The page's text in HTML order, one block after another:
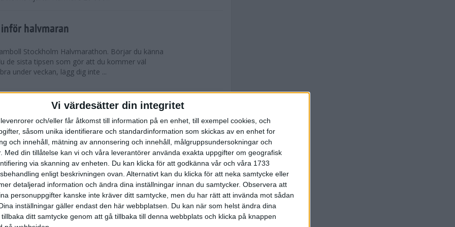
Vi värdesätter din integritet
och/eller får åtkomst till information på en enhet, till exempel cookies, och
såsom unika identifierare och standardinformation som skickas av en enhet for
och innehåll, mätning av annonsering och innehåll, målgruppsundersokningar och
Med din tillåtelse kan vi och våra leverantörer använda exakta uppgifter om geografisk
via skanning av enheten. Du kan klicka för att godkänna vår och våra 1733
enligt beskrivningen ovan. Alternativt kan du klicka för att neka samtycke eller
detaljerad information och ändra dina inställningar innan du samtycker. Observera att
personuppgifter kanske inte kräver ditt samtycke, men du har rätt att invända mot sådan
inställningar gäller endast den här webbplatsen. Du kan när som helst ändra dina
ditt samtycke genom att gå tillbaka till denna webbplats och klicka på knappen
halvmaran
Stockholm Halvmarathon. Börjar du känna
de sista tipsen som gör att du kommer väl
under veckan, lägg dig inte ...
Ramboll Stockholm Halvmarathon är
Minns du i våras hur det pratades om
Marathon. Nu har även Ramboll
sprängt sitt tidigare rekord och når snart taket...
inför Tjejmilen
två veckor kvar till Tjejmilen? Hur lägger jag upp
Här ger löpcoachen Josefine Swärm sina bästa